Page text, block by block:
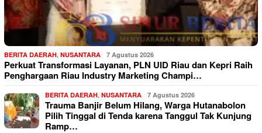
BERITA DAERAH, NUSANTARA 7 Agustus 2026
Perkuat Transformasi Layanan, PLN UID Riau dan Kepri Raih
Penghargaan Riau Industry Marketing Champi…
BERITA DAERAH, NUSANTARA 7 Agustus 2026
Trauma Banjir Belum Hilang, Warga Hutanabolon
Pilih Tinggal di Tenda karena Tanggul Tak Kunjung
Ramp…